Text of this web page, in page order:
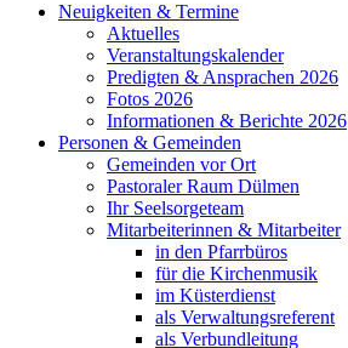
Neuigkeiten & Termine
Aktuelles
Veranstaltungskalender
Predigten & Ansprachen 2026
Fotos 2026
Informationen & Berichte 2026
Personen & Gemeinden
Gemeinden vor Ort
Pastoraler Raum Dülmen
Ihr Seelsorgeteam
Mitarbeiterinnen & Mitarbeiter
in den Pfarrbüros
für die Kirchenmusik
im Küsterdienst
als Verwaltungsreferent
als Verbundleitung